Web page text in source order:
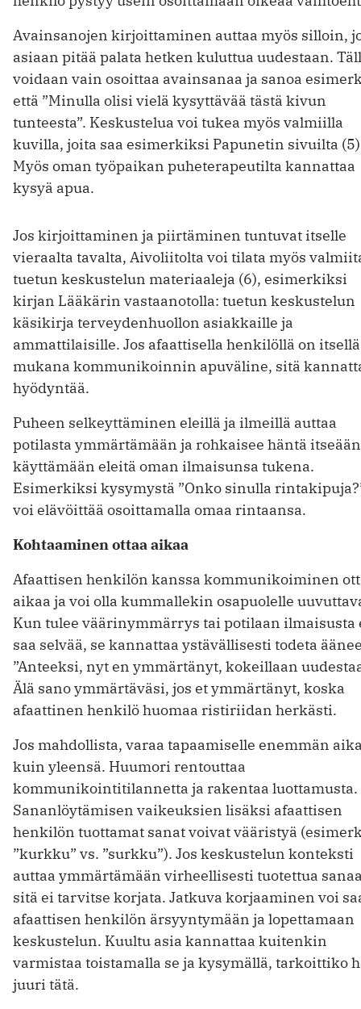
Avainsanojen kirjoittaminen auttaa myös silloin,
asiaan pitää palata hetken kuluttua uudestaan.
voidaan vain osoittaa avainsanaa ja sanoa
että ”Minulla olisi vielä kysyttävää tästä kivun
tunteesta”. Keskustelua voi tukea myös valmiilla
kuvilla, joita saa esimerkiksi Papunetin sivuilta
Myös oman työpaikan puheterapeutilta kannattaa
kysyä apua.
Jos kirjoittaminen ja piirtäminen tuntuvat itselle
vieraalta tavalta, Aivoliitolta voi tilata myös
tuetun keskustelun materiaaleja (6), esimerkiksi
kirjan Lääkärin vastaanotolla: tuetun keskustelun
käsikirja terveydenhuollon asiakkaille ja
ammattilaisille. Jos afaattisella henkilöllä on
mukana kommunikoinnin apuväline, sitä
hyödyntää.
Puheen selkeyttäminen eleillä ja ilmeillä auttaa
potilasta ymmärtämään ja rohkaisee häntä
käyttämään eleitä oman ilmaisunsa tukena.
Esimerkiksi kysymystä ”Onko sinulla
voi elävöittää osoittamalla omaa rintaansa.
Kohtaaminen ottaa aikaa
Afaattisen henkilön kanssa kommunikoiminen
aikaa ja voi olla kummallekin osapuolelle
Kun tulee väärinymmärrys tai potilaan ilmaisusta
saa selvää, se kannattaa ystävällisesti todeta
”Anteeksi, nyt en ymmärtänyt, kokeillaan
Älä sano ymmärtäväsi, jos et ymmärtänyt, koska
afaattinen henkilö huomaa ristiriidan herkästi.
Jos mahdollista, varaa tapaamiselle enemmän
kuin yleensä. Huumori rentouttaa
kommunikointitilannetta ja rakentaa luottamusta.
Sananlöytämisen vaikeuksien lisäksi afaattisen
henkilön tuottamat sanat voivat vääristyä
”kurkku” vs. ”surkku”). Jos keskustelun konteksti
auttaa ymmärtämään virheellisesti tuotettua
sitä ei tarvitse korjata. Jatkuva korjaaminen voi
afaattisen henkilön ärsyyntymään ja lopettamaan
keskustelun. Kuultu asia kannattaa kuitenkin
varmistaa toistamalla se ja kysymällä, tarkoittiko
juuri tätä.